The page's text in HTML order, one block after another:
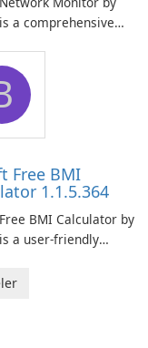
a comprehensive
to help businesses
manage their
infrastructure.
Free BMI
1.1.5.364
BMI Calculator by
a user-friendly
to help you